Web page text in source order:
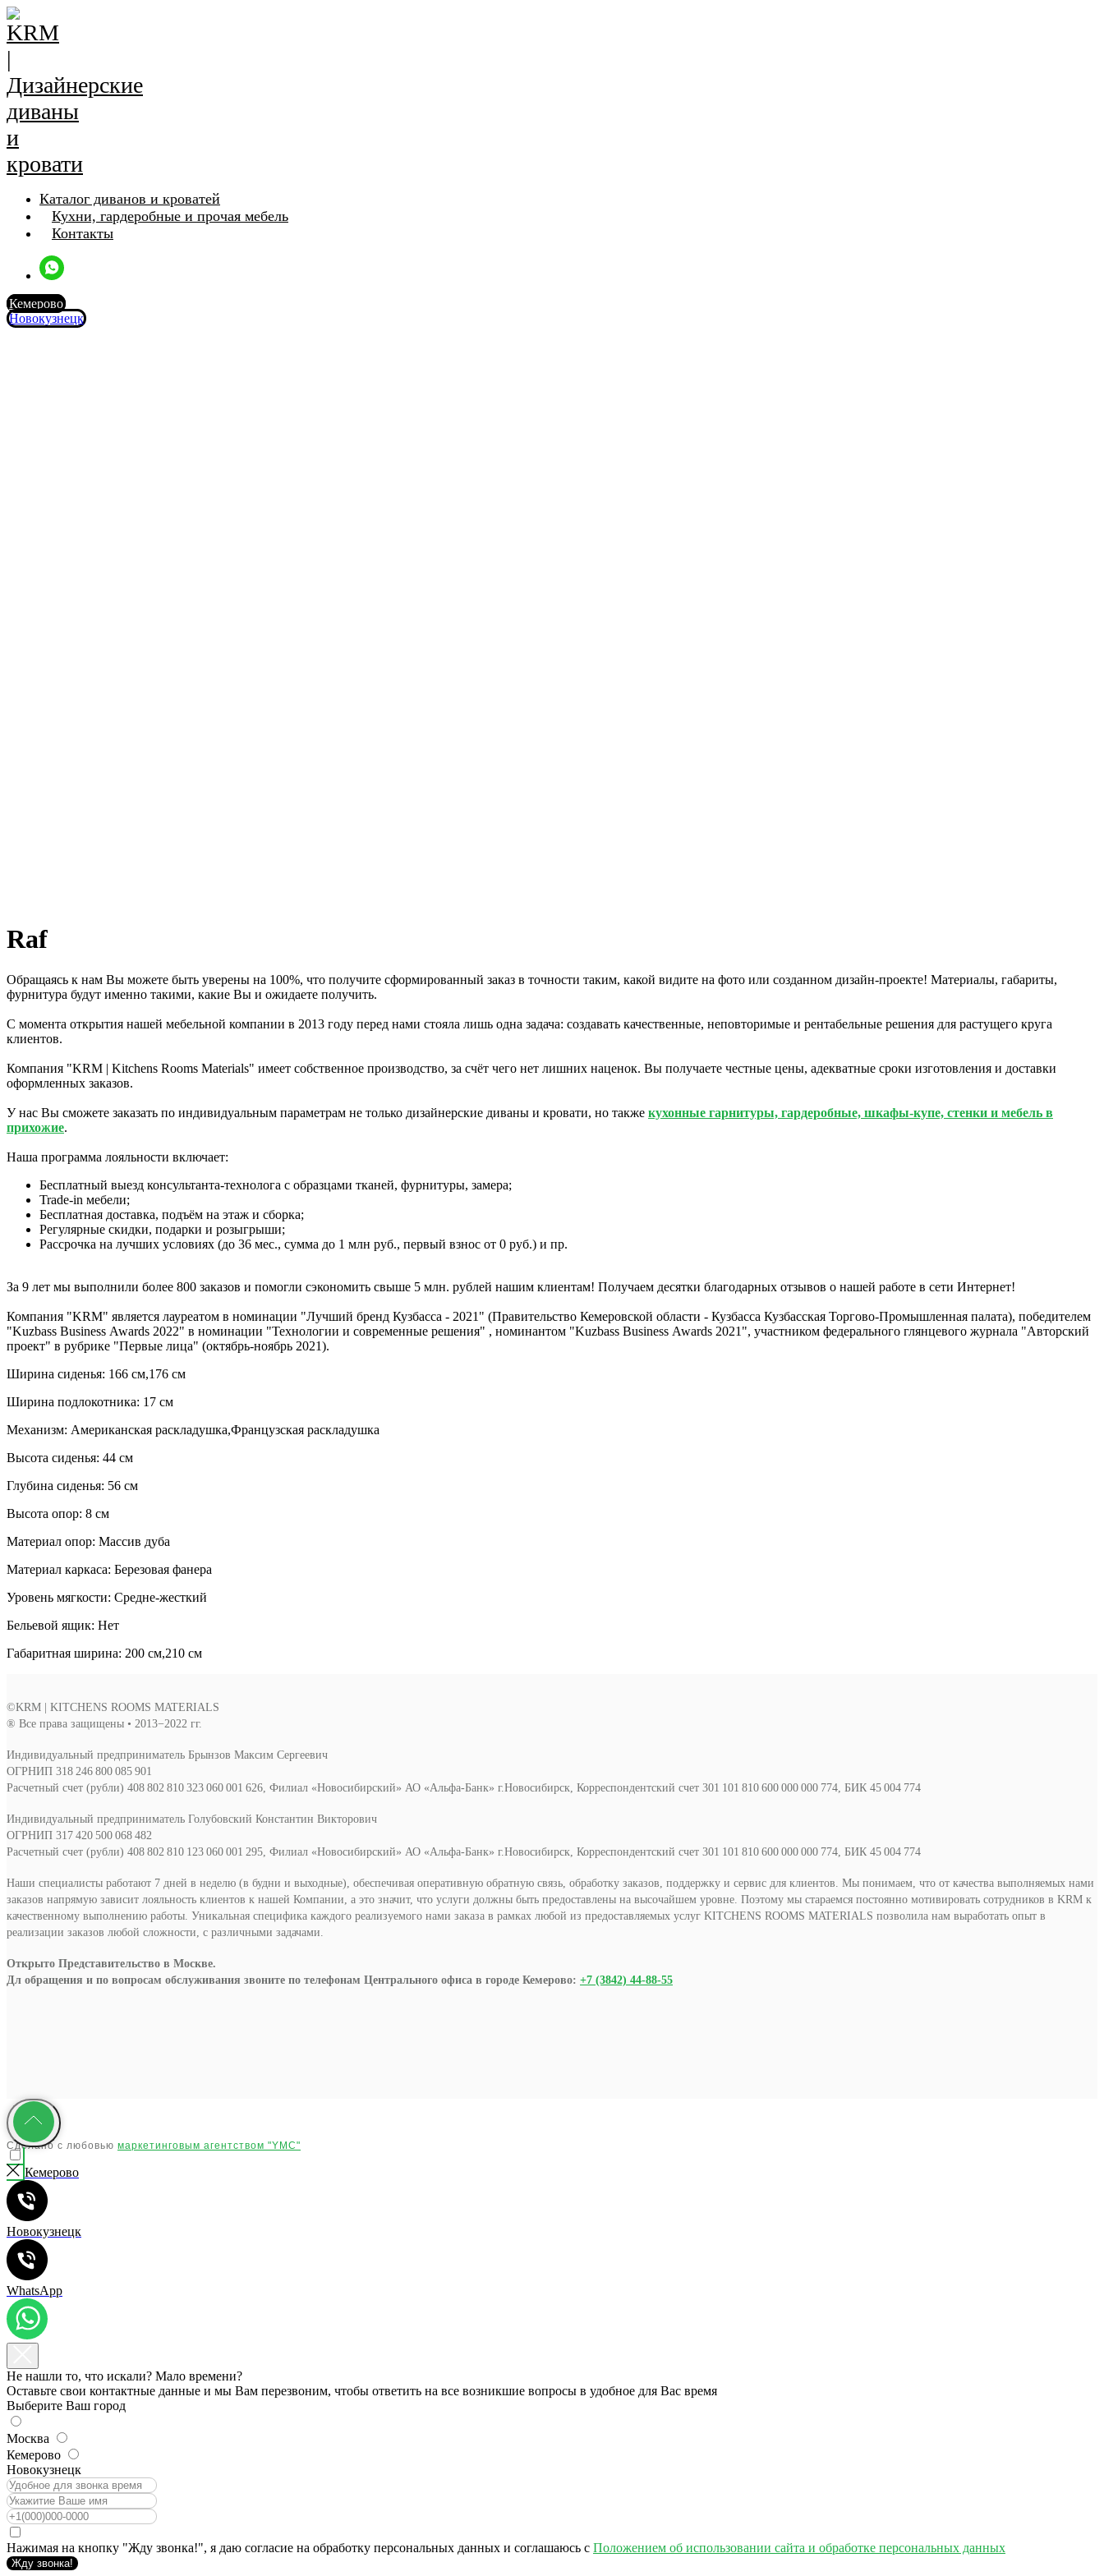
Каталог диванов и кроватей
Кухни, гардеробные и прочая мебель
Контакты
Кемерово
Новокузнецк
Raf
Обращаясь к нам Вы можете быть уверены на 100%, что получите сформированный заказ в точности таким, какой видите на фото или созданном дизайн-проекте! Материалы, габариты,
фурнитура будут именно такими, какие Вы и ожидаете получить.
С момента открытия нашей мебельной компании в 2013 году перед нами стояла лишь одна задача: создавать качественные, неповторимые и рентабельные решения для растущего круга
клиентов.
Компания "KRM | Kitchens Rooms Materials" имеет собственное производство, за счёт чего нет лишних наценок. Вы получаете честные цены, адекватные сроки изготовления и доставки
оформленных заказов.
У нас Вы сможете заказать по индивидуальным параметрам не только дизайнерские диваны и кровати, но также кухонные гарнитуры, гардеробные, шкафы-купе, стенки и мебель в
прихожие.
Наша программа лояльности включает:
Бесплатный выезд консультанта-технолога с образцами тканей, фурнитуры, замера;
Trade-in мебели;
Бесплатная доставка, подъём на этаж и сборка;
Регулярные скидки, подарки и розыгрыши;
Рассрочка на лучших условиях (до 36 мес., сумма до 1 млн руб., первый взнос от 0 руб.) и пр.
За 9 лет мы выполнили более 800 заказов и помогли сэкономить свыше 5 млн. рублей нашим клиентам! Получаем десятки благодарных отзывов о нашей работе в сети Интернет!
Компания "KRM" является лауреатом в номинации "Лучший бренд Кузбасса - 2021" (Правительство Кемеровской области - Кузбасса Кузбасская Торгово-Промышленная палата), победителем
"Kuzbass Business Awards 2022" в номинации "Технологии и современные решения" , номинантом "Kuzbass Business Awards 2021", участником федерального глянцевого журнала "Авторский
проект" в рубрике "Первые лица" (октябрь-ноябрь 2021).
Ширина сиденья: 166 см,176 см
Ширина подлокотника: 17 см
Mеханизм: Американская раскладушка,Французская раскладушка
Высота сиденья: 44 см
Глубина сиденья: 56 см
Высота опор: 8 см
Материал опор: Массив дуба
Материал каркаса: Березовая фанера
Уровень мягкости: Средне-жесткий
Бельевой ящик: Нет
Габаритная ширина: 200 см,210 см
©KRM | KITCHENS ROOMS MATERIALS
® Все права защищены • 2013−2022 гг.
Индивидуальный предприниматель Брынзов Максим Сергеевич
ОГРНИП 318 246 800 085 901
Расчетный счет (рубли) 408 802 810 323 060 001 626, Филиал «Новосибирский» АО «Альфа-Банк» г.Новосибирск, Корреспондентский счет 301 101 810 600 000 000 774, БИК 45 004 774
Индивидуальный предприниматель Голубовский Константин Викторович
ОГРНИП 317 420 500 068 482
Расчетный счет (рубли) 408 802 810 123 060 001 295, Филиал «Новосибирский» АО «Альфа-Банк» г.Новосибирск, Корреспондентский счет 301 101 810 600 000 000 774, БИК 45 004 774
Наши специалисты работают 7 дней в неделю (в будни и выходные), обеспечивая оперативную обратную связь, обработку заказов, поддержку и сервис для клиентов. Мы понимаем, что от качества выполняемых нами
заказов напрямую зависит лояльность клиентов к нашей Компании, а это значит, что услуги должны быть предоставлены на высочайшем уровне. Поэтому мы стараемся постоянно мотивировать сотрудников в KRM к
качественному выполнению работы. Уникальная специфика каждого реализуемого нами заказа в рамках любой из предоставляемых услуг KITCHENS ROOMS MATERIALS позволила нам выработать опыт в
реализации заказов любой сложности, с различными задачами.
Открыто Представительство в Москве.
Дл обращения и по вопросам обслуживания звоните по телефонам Центрального офиса в городе Кемерово: +7 (3842) 44-88-55
Сделано с любовью маркетинговым агентством "YMC"
Кемерово
Новокузнецк
WhatsApp
Не нашли то, что искали? Мало времени?
Оставьте свои контактные данные и мы Вам перезвоним, чтобы ответить на все возникшие вопросы в удобное для Вас время
Выберите Ваш город
Москва
Кемерово
Новокузнецк
Нажимая на кнопку "Жду звонка!", я даю согласие на обработку персональных данных и соглашаюсь с Положением об использовании сайта и обработке персональных данных
Жду звонка!